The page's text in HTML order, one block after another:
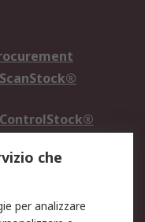
ScanStock®
ControlStock®
Privacy -
che
per analizzare